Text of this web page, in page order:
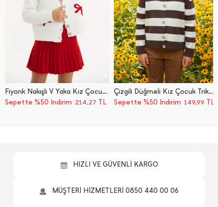
Fiyonk Nakışlı V Yaka Kız Çocuk Hırka
Sepette %50 İndirim 214,27 TL
Çizgili Düğmeli Kız Çocuk Triko Hırka
Sepette %50 İndirim 149,99 TL
HIZLI VE GÜVENLİ KARGO
MÜŞTERİ HİZMETLERİ 0850 440 00 06